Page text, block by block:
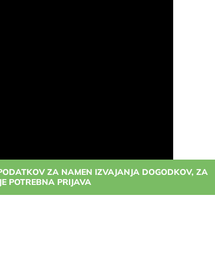
ZA NAMEN IZVAJANJA DOGODKOV, ZA
POTREBNA PRIJAVA